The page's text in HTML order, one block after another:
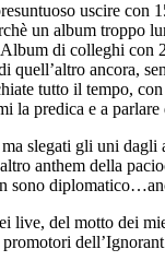
uscire con
un album troppo
Album di colleghi con
quell’altro ancora,
tutto il tempo,
la predica e a
slegati gli uni
anthem della
sono
live, del motto dei